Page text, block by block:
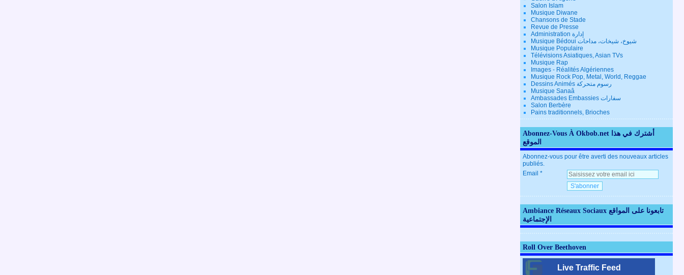
Salon Islam
Musique Diwane
Chansons de Stade
Revue de Presse
Administration إدارة
Musique Bédoui شيوخ، شيخات، مداحات
Musique Populaire
Télévisions Asiatiques, Asian TVs
Musique Rap
Images - Réalités Algériennes
Musique Rock Pop, Metal, World, Reggae
Dessins Animés رسوم متحركة
Musique Sanaâ
Ambassades Embassies سفارات
Salon Berbère
Pains traditionnels, Brioches
Abonnez-Vous À Okbob.net أشترك في هذا
الموقع
Abonnez-vous pour être averti des nouveaux articles
publiés.
Email
Ambiance Réseaux Sociaux تابعونا على المواقع
الإجتماعية
Roll Over Beethoven
Live Traffic Feed